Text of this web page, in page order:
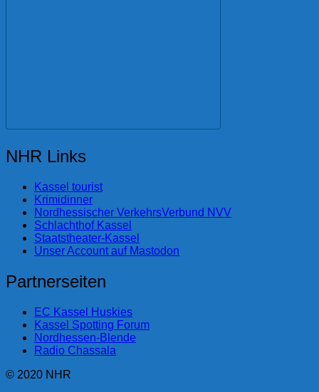
NHR Links
Kassel tourist
Krimidinner
Nordhessischer VerkehrsVerbund NVV
Schlachthof Kassel
Staatstheater-Kassel
Unser Account auf Mastodon
Partnerseiten
EC Kassel Huskies
Kassel Spotting Forum
Nordhessen-Blende
Radio Chassala
© 2020 NHR